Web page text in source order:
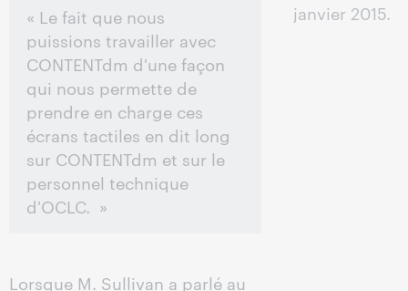
« Le fait que nous
puissions travailler avec
CONTENTdm d'une façon
qui nous permette de
prendre en charge ces
écrans tactiles en dit long
sur CONTENTdm et sur le
personnel technique
d'OCLC. »
Lorsque M. Sullivan a parlé au
janvier 2015.